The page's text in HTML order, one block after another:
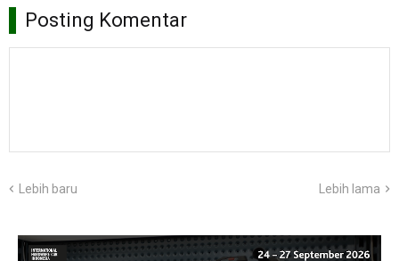
Posting Komentar
Lebih baru Lebih lama